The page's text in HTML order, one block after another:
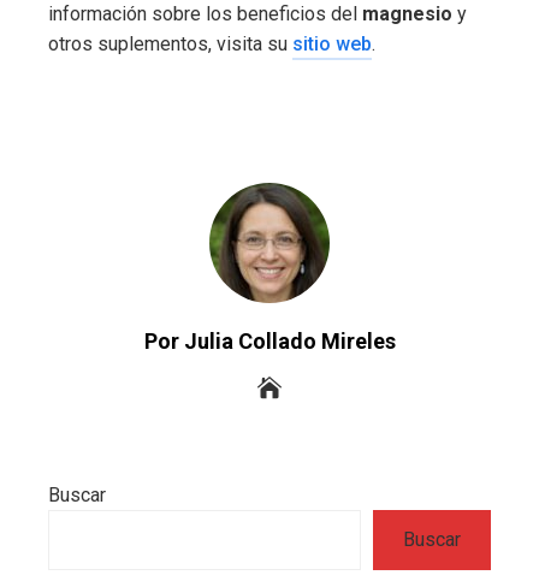
información sobre los beneficios del magnesio y
otros suplementos, visita su sitio web.
Por Julia Collado Mireles
Buscar
Buscar